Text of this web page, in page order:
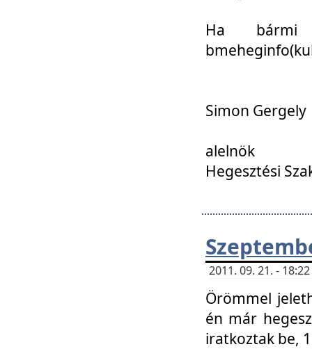
Ha
Simon Gergely
alelnök
Hegesztési
2011. 09. 21. -
Örömmel
én már
iratkoztak be,